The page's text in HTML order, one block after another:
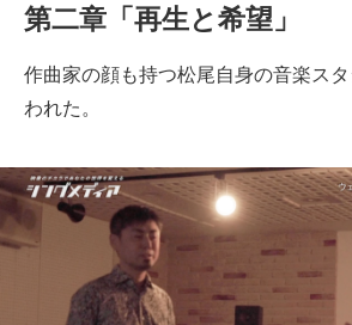
第二章「再生と希望」
作曲家の顔も持つ松尾自身の音楽ス
われた。